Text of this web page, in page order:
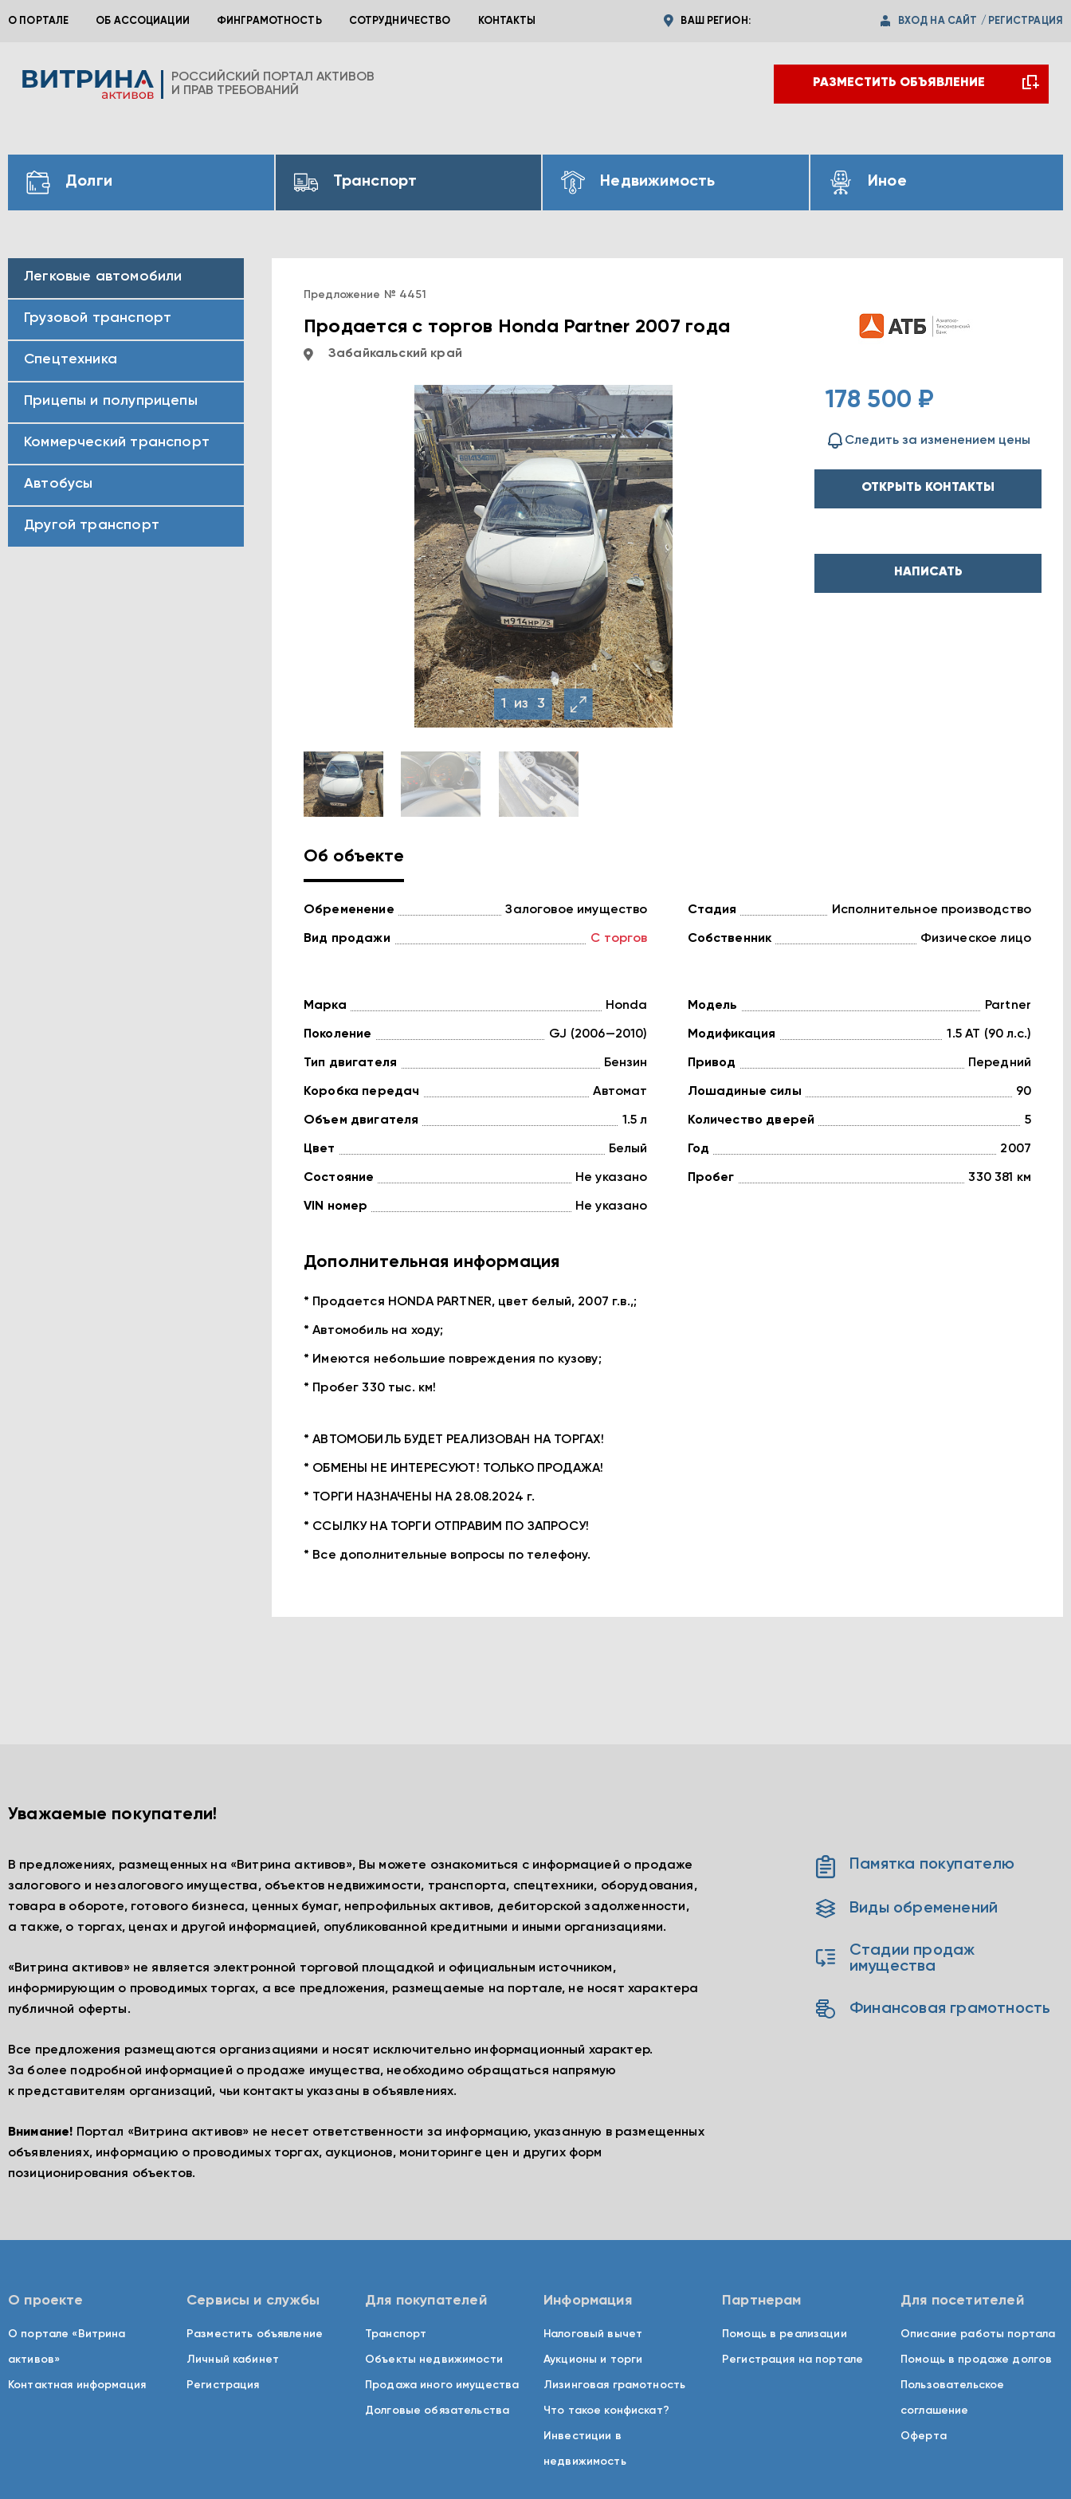
О ПОРТАЛЕ ОБ АССОЦИАЦИИ ФИНГРАМОТНОСТЬ СОТРУДНИЧЕСТВО КОНТАКТЫ ВАШ РЕГИОН: ВХОД НА САЙТ / РЕГИСТРАЦИЯ
РОССИЙСКИЙ ПОРТАЛ АКТИВОВ
И ПРАВ ТРЕБОВАНИЙ
РАЗМЕСТИТЬ ОБЪЯВЛЕНИЕ
Долги Транспорт Недвижимость Иное
Легковые автомобили
Грузовой транспорт
Спецтехника
Прицепы и полуприцепы
Коммерческий транспорт
Автобусы
Другой транспорт
Предложение № 4451
Продается с торгов Honda Partner 2007 года
Забайкальский край
1из3
178 500 ₽
Следить за изменением цены
ОТКРЫТЬ КОНТАКТЫ
НАПИСАТЬ
Об объекте
Обременение Залоговое имущество
Вид продажи С торгов
Стадия Исполнительное производство
Собственник Физическое лицо
Марка Honda
Поколение GJ (2006—2010)
Тип двигателя Бензин
Коробка передач Автомат
Объем двигателя 1.5 л
Цвет Белый
Состояние Не указано
VIN номер Не указано
Модель Partner
Модификация 1.5 AT (90 л.с.)
Привод Передний
Лошадиные силы 90
Количество дверей 5
Год 2007
Пробег 330 381 км
Дополнительная информация
* Продается HONDA PARTNER, цвет белый, 2007 г.в.,;
* Автомобиль на ходу;
* Имеются небольшие повреждения по кузову;
* Пробег 330 тыс. км!
* АВТОМОБИЛЬ БУДЕТ РЕАЛИЗОВАН НА ТОРГАХ!
* ОБМЕНЫ НЕ ИНТЕРЕСУЮТ! ТОЛЬКО ПРОДАЖА!
* ТОРГИ НАЗНАЧЕНЫ НА 28.08.2024 г.
* ССЫЛКУ НА ТОРГИ ОТПРАВИМ ПО ЗАПРОСУ!
* Все дополнительные вопросы по телефону.
Уважаемые покупатели!
В предложениях, размещенных на «Витрина активов», Вы можете ознакомиться с информацией о продаже
залогового и незалогового имущества, объектов недвижимости, транспорта, спецтехники, оборудования,
товара в обороте, готового бизнеса, ценных бумаг, непрофильных активов, дебиторской задолженности,
а также, о торгах, ценах и другой информацией, опубликованной кредитными и иными организациями.
«Витрина активов» не является электронной торговой площадкой и официальным источником,
информирующим о проводимых торгах, а все предложения, размещаемые на портале, не носят характера
публичной оферты.
Все предложения размещаются организациями и носят исключительно информационный характер.
За более подробной информацией о продаже имущества, необходимо обращаться напрямую
к представителям организаций, чьи контакты указаны в объявлениях.
Внимание! Портал «Витрина активов» не несет ответственности за информацию, указанную в размещенных
объявлениях, информацию о проводимых торгах, аукционов, мониторинге цен и других форм
позиционирования объектов.
Памятка покупателю
Виды обременений
Стадии продаж
имущества
Финансовая грамотность
О проекте
О портале «Витрина
активов»
Контактная информация
Сервисы и службы
Разместить объявление
Личный кабинет
Регистрация
Для покупателей
Транспорт
Объекты недвижимости
Продажа иного имущества
Долговые обязательства
Информация
Налоговый вычет
Аукционы и торги
Лизинговая грамотность
Что такое конфискат?
Инвестиции в
недвижимость
Партнерам
Помощь в реализации
Регистрация на портале
Для посетителей
Описание работы портала
Помощь в продаже долгов
Пользовательское
соглашение
Оферта